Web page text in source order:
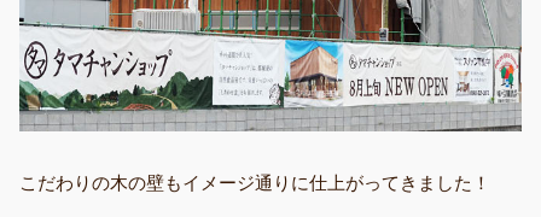
こだわりの木の壁もイメージ通りに仕上がってきました！